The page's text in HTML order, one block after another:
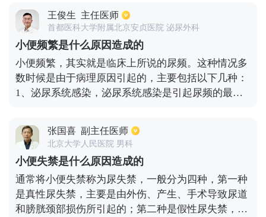
个原因是由于前列腺增生。前列腺增生可能会引起尿
路梗阻，并伴随尿频，尿急，起夜次数多些等现象。
第三个原因就是膀胱炎，由于膀胱情组织增生肌肉增
厚而导致小便无力，多见于慢性膀胱炎的情况。同时
尿路刺激症也有可能会导致小便无力，由于出现此病
症的原因较多。建议患者到医院针对病因进行明确的
诊断治疗。
王俊生 主任医师
首都医科大学附属北京安贞医院 泌尿外科
小便频繁是什么原因造成的
小便频繁，其实就是临床上所说的尿频。这种情况多
数时候是由于病理原因引起的，主要包括以下几种：
1、泌尿系统感染，泌尿系统感染是引起尿频的最常
前列腺疾病，老年男性出现小便频繁，一般会和前列
腺增生等原因有关系，这时会出现有夜尿增多的现
象。前列腺炎患者也会出现有尿频，这种疾病在老年
人以及年轻人当中都可能会出现；3、泌尿系统其它
疾病，泌尿系统，肿瘤泌尿系统结石等都可能会引起
患者尿频。
张国喜 副主任医师
北京大学人民医院 男科
小便失禁是什么原因造成的
通常将小便失禁称为尿失禁，一般分为四种，第一种
是真性尿失禁，主要是由外伤、产生、手术导致尿道
和膀胱颈部损伤所引起的；第二种是假性尿失禁，主